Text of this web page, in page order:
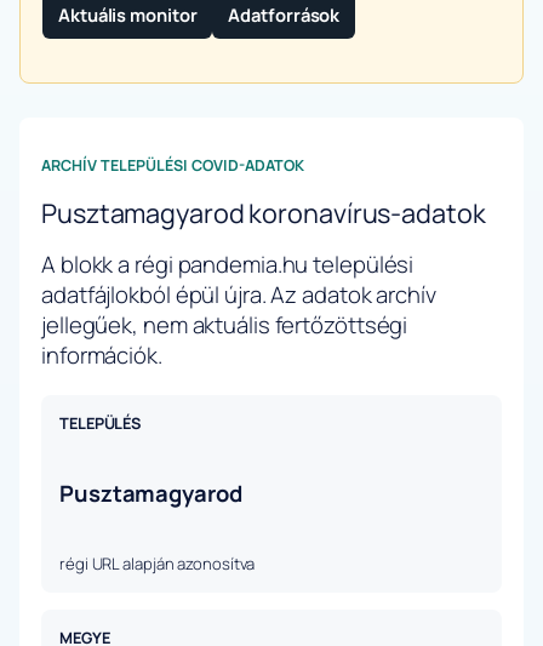
Aktuális monitor Adatforrások
ARCHÍV TELEPÜLÉSI COVID-ADATOK
Pusztamagyarod koronavírus-adatok
A blokk a régi pandemia.hu települési
adatfájlokból épül újra. Az adatok archív
jellegűek, nem aktuális fertőzöttségi
információk.
TELEPÜLÉS
Pusztamagyarod
régi URL alapján azonosítva
MEGYE